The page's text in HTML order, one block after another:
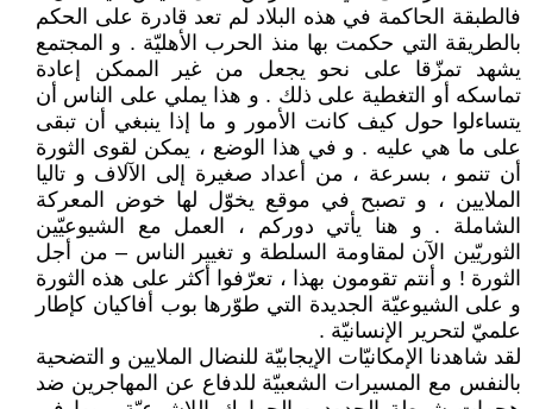
فالطبقة الحاكمة في هذه البلاد لم تعد قادرة على الحكم
بالطريقة التي حكمت بها منذ الحرب الأهليّة . و المجتمع
يشهد تمزّقا على نحو يجعل من غير الممكن إعادة
تماسكه أو التغطية على ذلك . و هذا يملي على الناس أن
يتساءلوا حول كيف كانت الأمور و ما إذا ينبغي أن تبقى
على ما هي عليه . و في هذا الوضع ، يمكن لقوى الثورة
أن تنمو ، بسرعة ، من أعداد صغيرة إلى الآلاف و تاليا
الملايين ، و تصبح في موقع يخوّل لها خوض المعركة
الشاملة . و هنا يأتي دوركم ، العمل مع الشيوعيّين
الثوريّين الآن لمقاومة السلطة و تغيير الناس – من أجل
الثورة ! و أنتم تقومون بهذا ، تعرّفوا أكثر على هذه الثورة
و على الشيوعيّة الجديدة التي طوّرها بوب أفاكيان كإطار
علميّ لتحرير الإنسانيّة .
لقد شاهدنا الإمكانيّات الإيجابيّة للنضال الملايين و التضحية
بالنفس مع المسيرات الشعبيّة للدفاع عن المهاجرين ضد